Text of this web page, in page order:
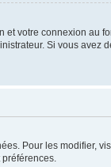
votre connexion au
Si vous
Pour les modifier,
préférences.